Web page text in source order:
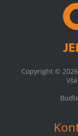
Copyright © 2026